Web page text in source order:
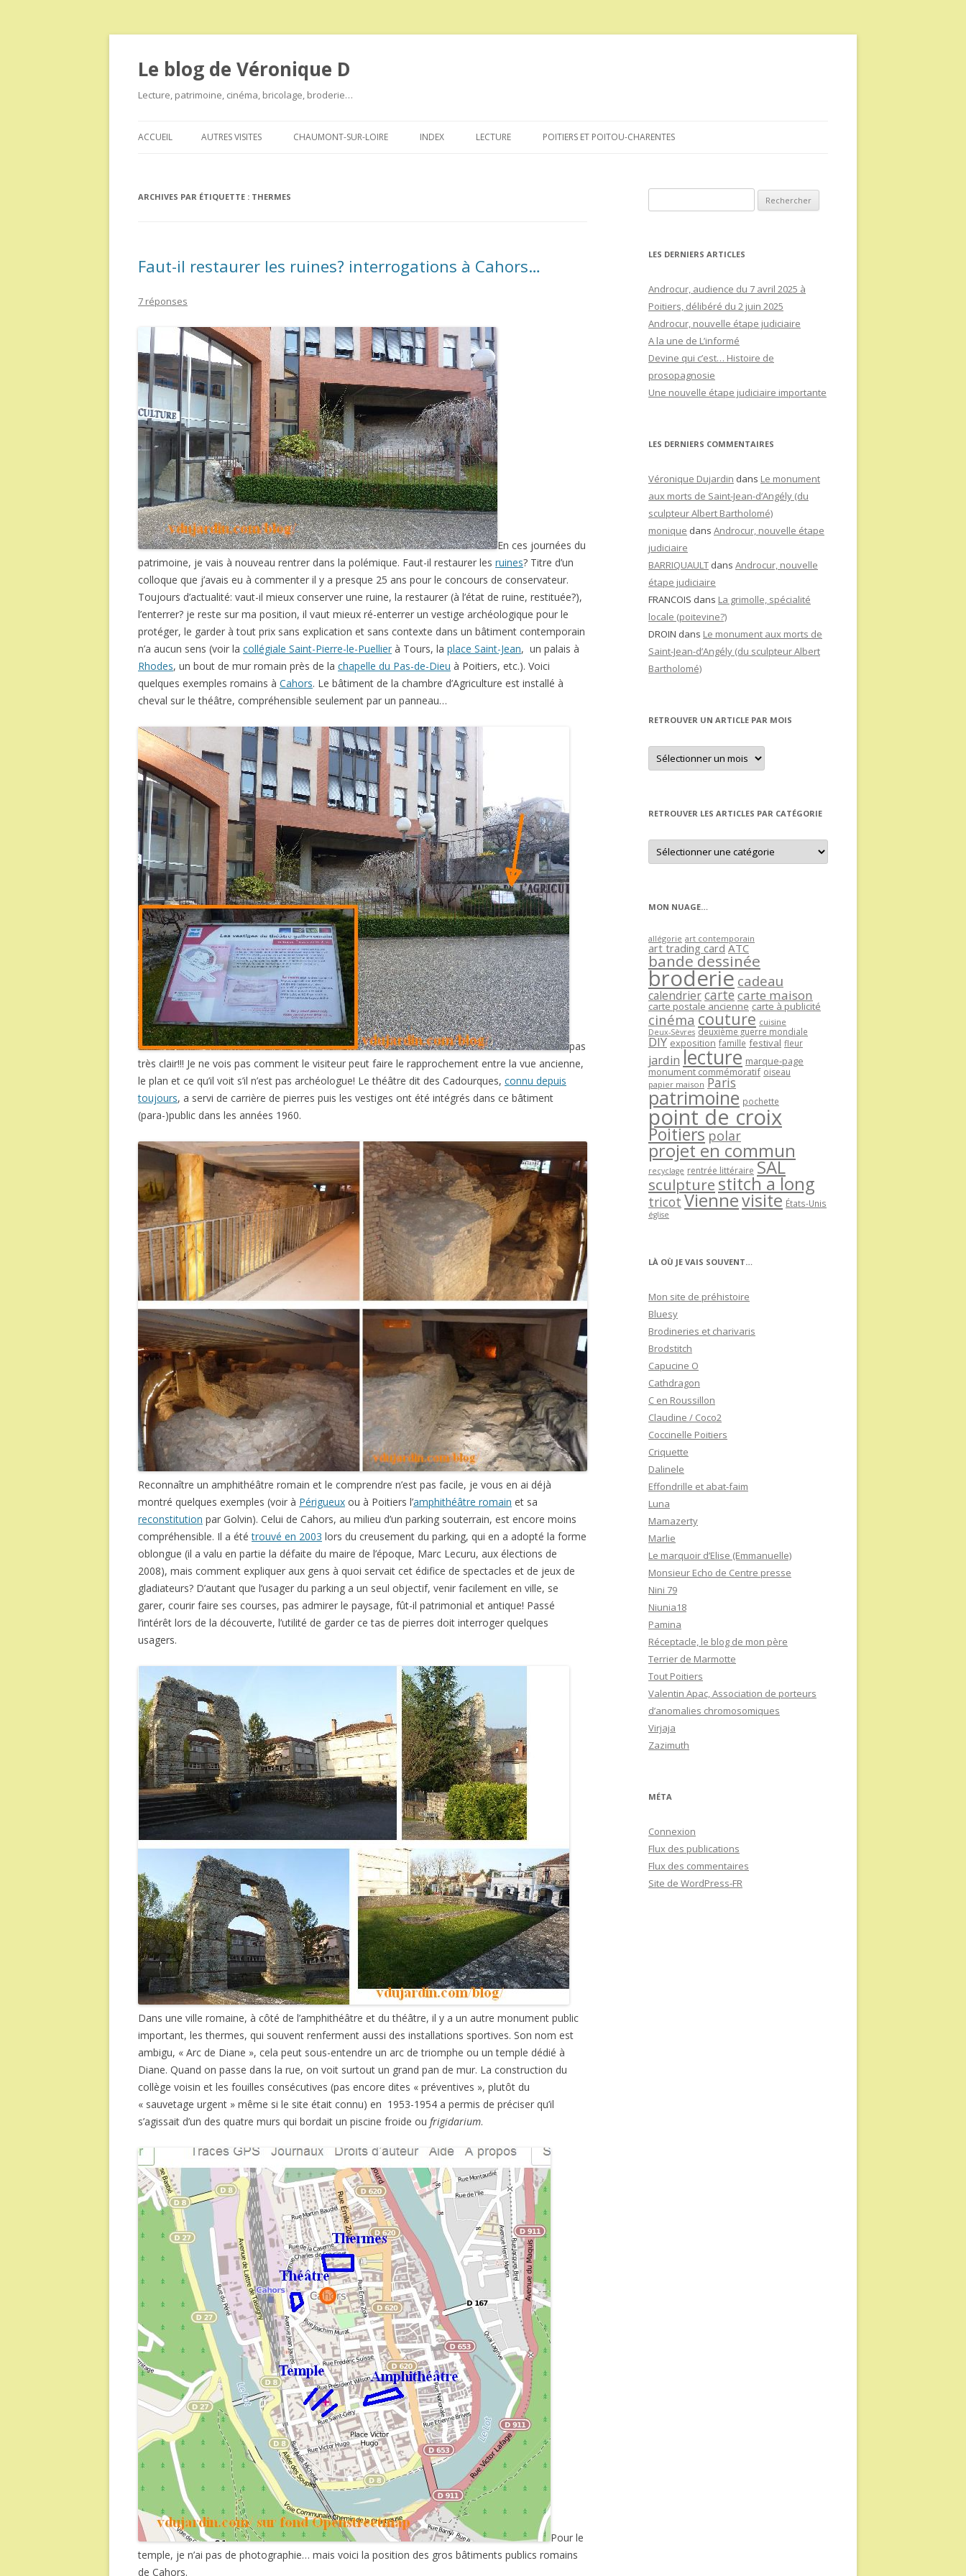
Le blog de Véronique D
Lecture, patrimoine, cinéma, bricolage, broderie…
au
ACCUEIL AUTRES VISITES CHAUMONT-SUR-LOIRE INDEX LECTURE POITIERS ET POITOU-CHARENTES
ARCHIVES PAR ÉTIQUETTE : THERMES
Faut-il restaurer les ruines? interrogations à Cahors…
7 réponses
En ces journées du
patrimoine, je vais à nouveau rentrer dans la polémique. Faut-il restaurer les ruines? Titre d’un
colloque que j’avais eu à commenter il y a presque 25 ans pour le concours de conservateur.
Toujours d’actualité: vaut-il mieux conserver une ruine, la restaurer (à l’état de ruine, restituée?),
l’enterrer? je reste sur ma position, il vaut mieux ré-enterrer un vestige archéologique pour le
protéger, le garder à tout prix sans explication et sans contexte dans un bâtiment contemporain
n’a aucun sens (voir la collégiale Saint-Pierre-le-Puellier à Tours, la place Saint-Jean, un palais à
Rhodes, un bout de mur romain près de la chapelle du Pas-de-Dieu à Poitiers, etc.). Voici
quelques exemples romains à Cahors. Le bâtiment de la chambre d’Agriculture est installé à
cheval sur le théâtre, compréhensible seulement par un panneau…
pas
très clair!!! Je ne vois pas comment le visiteur peut faire le rapprochement entre la vue ancienne,
le plan et ce qu’il voit s’il n’est pas archéologue! Le théâtre dit des Cadourques, connu depuis
toujours, a servi de carrière de pierres puis les vestiges ont été intégrés dans ce bâtiment
(para-)public dans les années 1960.
Reconnaître un amphithéâtre romain et le comprendre n’est pas facile, je vous en ai déjà
montré quelques exemples (voir à Périgueux ou à Poitiers l’amphithéâtre romain et sa
reconstitution par Golvin). Celui de Cahors, au milieu d’un parking souterrain, est encore moins
compréhensible. Il a ététrouvé en 2003 lors du creusement du parking, qui en a adopté la forme
oblongue (il a valu en partie la défaite du maire de l’époque, Marc Lecuru, aux élections de
2008), mais comment expliquer aux gens à quoi servait cet édifice de spectacles et de jeux de
gladiateurs? D’autant que l’usager du parking a un seul objectif, venir facilement en ville, se
garer, courir faire ses courses, pas admirer le paysage, fût-il patrimonial et antique! Passé
l’intérêt lors de la découverte, l’utilité de garder ce tas de pierres doit interroger quelques
usagers.
Dans une ville romaine, à côté de l’amphithéâtre et du théâtre, il y a un autre monument public
important, les thermes, qui souvent renferment aussi des installations sportives. Son nom est
ambigu, « Arc de Diane », cela peut sous-entendre un arc de triomphe ou un temple dédié à
Diane. Quand on passe dans la rue, on voit surtout un grand pan de mur. La construction du
collège voisin et les fouilles consécutives (pas encore dites « préventives », plutôt du
« sauvetage urgent » même si le site était connu) en 1953-1954 a permis de préciser qu’il
s’agissait d’un des quatre murs qui bordait un piscine froide ou frigidarium.
Pour le
temple, je n’ai pas de photographie… mais voici la position des gros bâtiments publics romains
de Cahors.
LES DERNIERS ARTICLES
Androcur, audience du 7 avril 2025 à
Poitiers, délibéré du 2 juin 2025
Androcur, nouvelle étape judiciaire
A la une de L’informé
Devine qui c’est… Histoire de
prosopagnosie
Une nouvelle étape judiciaire importante
LES DERNIERS COMMENTAIRES
Véronique Dujardin dans Le monument
aux morts de Saint-Jean-d’Angély (du
sculpteur Albert Bartholomé)
monique dans Androcur, nouvelle étape
judiciaire
BARRIQUAULT dans Androcur, nouvelle
étape judiciaire
FRANCOIS dans La grimolle, spécialité
locale (poitevine?)
DROIN dans Le monument aux morts de
Saint-Jean-d’Angély (du sculpteur Albert
Bartholomé)
RETROUVER UN ARTICLE PAR MOIS
Retrouver
un
article
RETROUVER LES ARTICLES PAR CATÉGORIE
Retrouver
les
articles
MON NUAGE…
allégorie art contemporain
art trading card ATC
bande dessinée
broderie cadeau
calendriercartecarte maison
carte postale ancienne carte à publicité
cinéma couture cuisine
Deux-Sèvres deuxième guerre mondiale
DIY exposition famille festival fleur
jardin lecture marque-page
monument commémoratif oiseau
papier maison Paris
patrimoine pochette
point de croix
Poitiers polar
projet en commun
recyclage rentrée littéraire SAL
sculpture stitch a long
tricot Viennevisite États-Unis
église
LÀ OÙ JE VAIS SOUVENT…
Mon site de préhistoire
Bluesy
Brodineries et charivaris
Brodstitch
Capucine O
Cathdragon
C en Roussillon
Claudine / Coco2
Coccinelle Poitiers
Criquette
Dalinele
Effondrille et abat-faim
Luna
Mamazerty
Marlie
Le marquoir d’Elise (Emmanuelle)
Monsieur Echo de Centre presse
Nini 79
Niunia18
Pamina
Réceptacle, le blog de mon père
Terrier de Marmotte
Tout Poitiers
Valentin Apac, Association de porteurs
d’anomalies chromosomiques
Virjaja
Zazimuth
MÉTA
Connexion
Flux des publications
Flux des commentaires
Site de WordPress-FR